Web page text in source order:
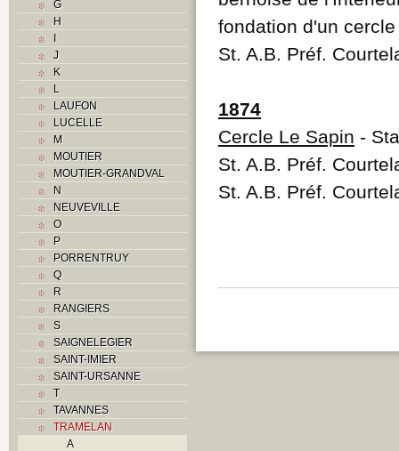
G
H
I
J
K
L
LAUFON
LUCELLE
M
MOUTIER
MOUTIER-GRANDVAL
N
NEUVEVILLE
O
P
PORRENTRUY
Q
R
RANGIERS
S
SAIGNELEGIER
SAINT-IMIER
SAINT-URSANNE
T
TAVANNES
TRAMELAN
A
fondation d'un cercle
St. A.B. Préf.
1874
Cercle Le Sapin -
St. A.B. Préf.
St. A.B. Préf.